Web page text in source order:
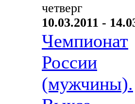
четверг
10.03.2011 -
Чемпионат
России
(мужчины).